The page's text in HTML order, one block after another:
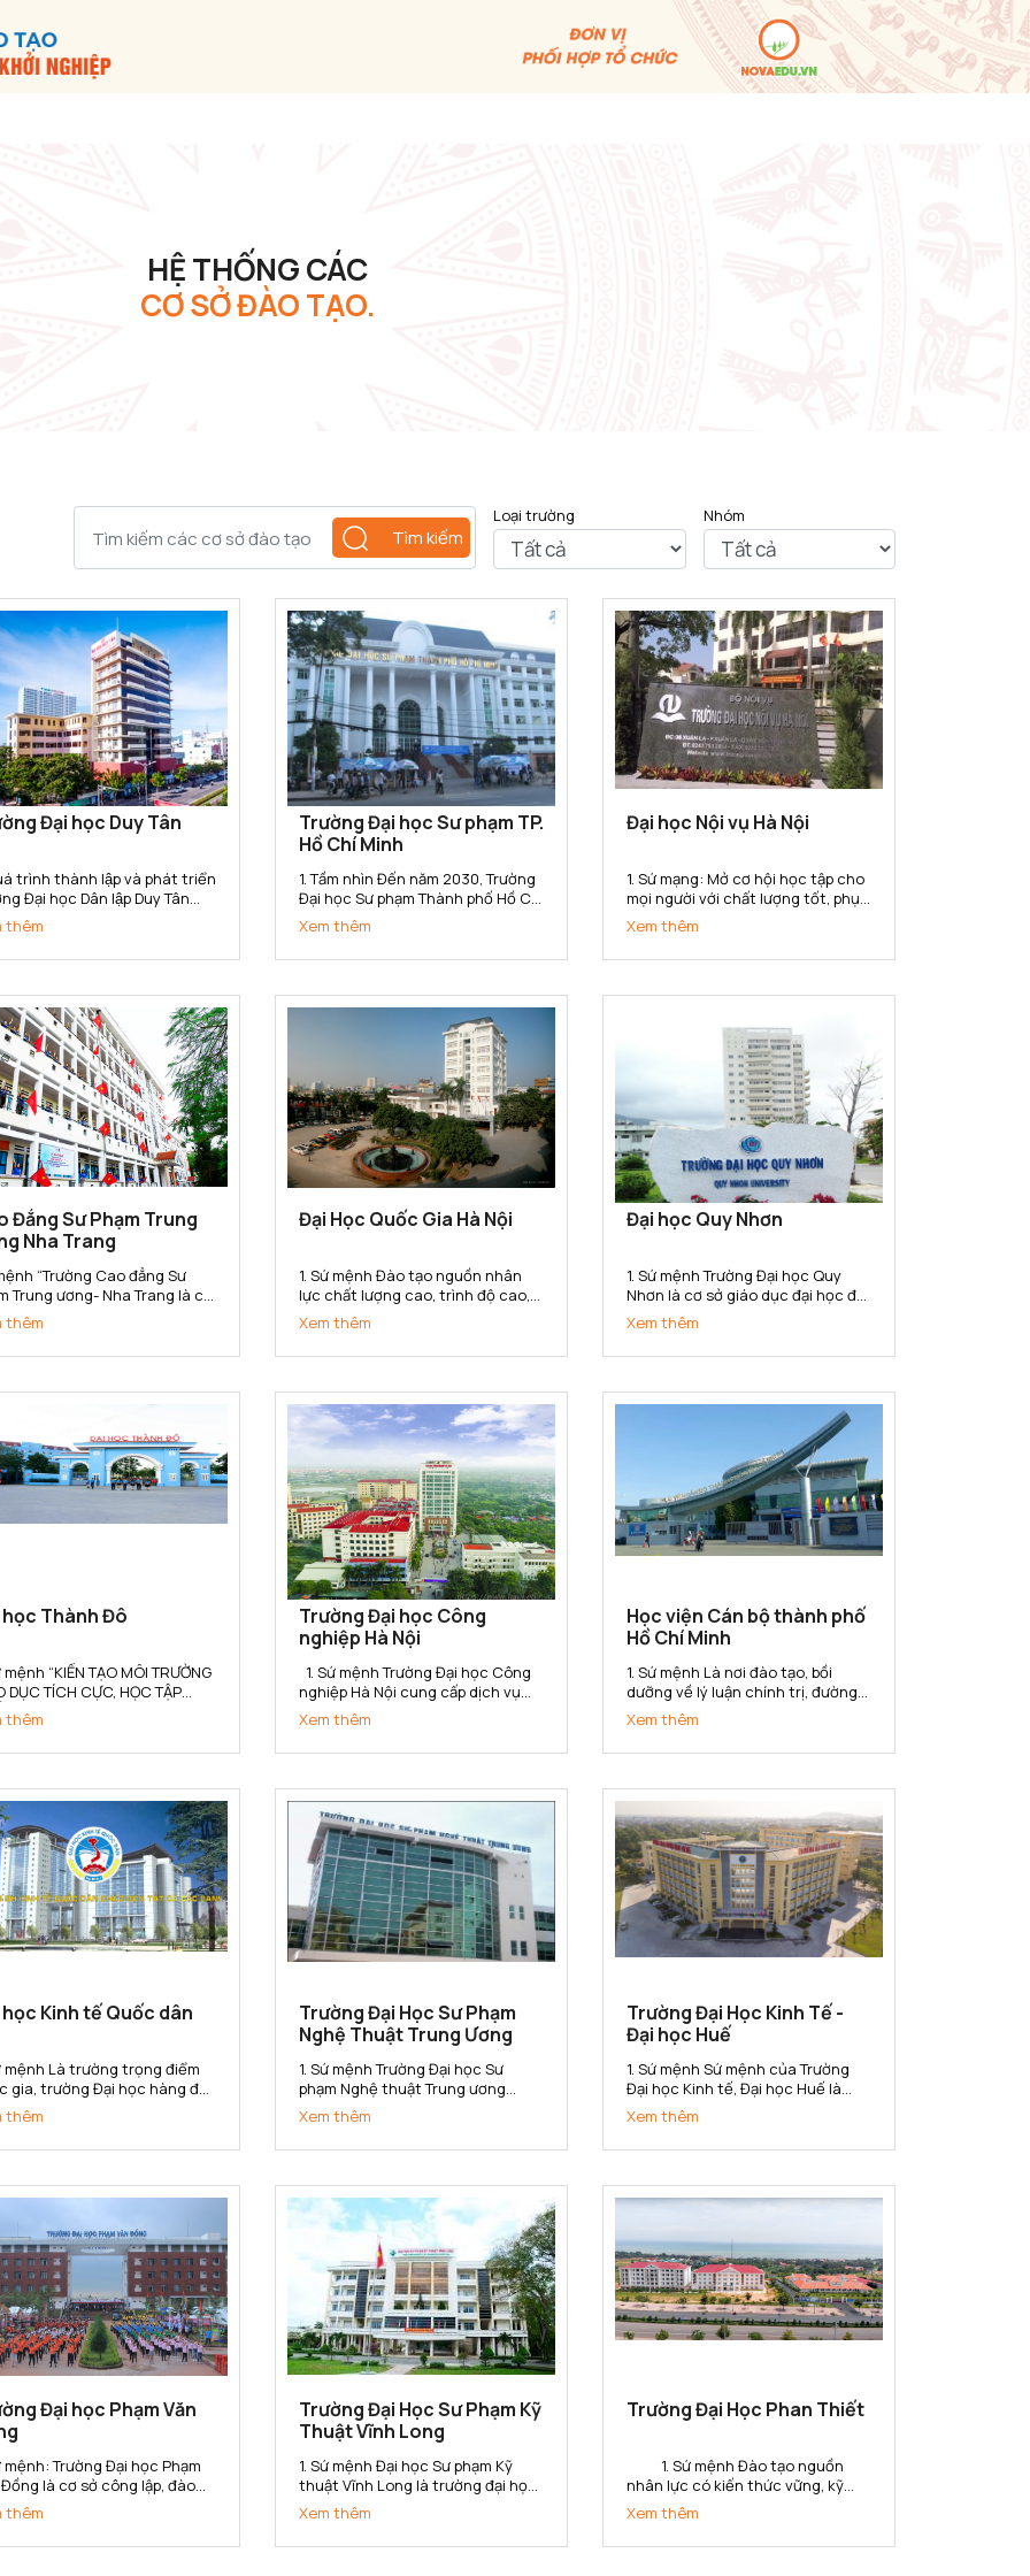
HỆ THỐNG CÁC
CƠ SỞ ĐÀO TẠO.
Tìm kiếm
Loại trường Nhóm
Đại học Duy Tân
trình thành lập và phát triển
Đại học Dân lập Duy Tân
thành lập ngày 11/11/1994
Quyết định số 666/TTg của
Chính phủ. Năm 2015,
Tư thục theo...
thêm
Trường Đại học Sư phạm TP.
Hồ Chí Minh
1. Tầm nhìn Đến năm 2030, Trường
Đại học Sư phạm Thành phố Hồ Chí
Minh trở thành Trường Đại học Sư
phạm trọng điểm Quốc gia, có uy
tín cao trong toàn quốc, ngang
khu vực Đông Nam Á; là cơ...
Xem thêm
Đại học Nội vụ Hà Nội
1. Sứ mạng: Mở cơ hội học tập cho
mọi người với chất lượng tốt, phục
vụ nhu cầu học tập đa dạng với
nhiều hình thức đào tạo, đa
ngành, đa cấp độ, đáp ứng yêu
nội vụ và cho xã hội trong công...
Xem thêm
Đẳng Sư Phạm Trung
Nha Trang
“Trường Cao đẳng Sư
Trung ương- Nha Trang là cơ
tạo, bồi dưỡng, nghiên cứu
học, hợp tác quốc tế, cung
nhân lực trình độ cao
nhân văn, đáp ứng yêu...
thêm
Đại Học Quốc Gia Hà Nội
1. Sứ mệnh Đào tạo nguồn nhân
lực chất lượng cao, trình độ cao,
bồi dưỡng nhân tài; nghiên cứu
khoa học, phát triển công nghệ
và chuyển giao tri thức đa ngành,
phát triển và bảo vệ đất nước;...
Xem thêm
Đại học Quy Nhơn
1. Sứ mệnh Trường Đại học Quy
Nhơn là cơ sở giáo dục đại học đa
ngành, đa lĩnh vực có sứ mệnh
đào tạo, phát triển nguồn nhân
lực chất lượng cao; bồi dưỡng
truyền bá tri thức và chuyển giao
Xem thêm
Thành Đô
mệnh “KIẾN TẠO MÔI TRƯỜNG
DỤC TÍCH CỰC, HỌC TẬP
LƯỢNG, NGHIÊN CỨU HIỆU
PHÁT TRIỂN BỀN VỮNG”
Đại học Thành Đô kiến
– Hành – Nghề - Nghiệp,
thêm
Trường Đại học Công
nghiệp Hà Nội
nghiệp Hà Nội cung cấp dịch vụ
giáo dục, đào tạo, nghiên cứu
khoa học, tư vấn, ứng dụng và
chuyển giao công nghệ đáp ứng
đại hóa đất nước và hội nhập
quốc...
Xem thêm
Học viện Cán bộ thành phố
Hồ Chí Minh
1. Sứ mệnh Là nơi đào tạo, bồi
dưỡng về lý luận chính trị, đường
lối, chính sách của Đảng và pháp
luật của nhà nước; kiến thức và
kỹ năng quản lý nhà nước cho đội
của Thành phố Hồ Chí Minh...
Xem thêm
Kinh tế Quốc dân
mệnh Là trường trọng điểm
gia, trường Đại học hàng đầu
tế, quản lý và quản trị kinh
trong hệ thống các trường
của Việt Nam. Trường Đại
cấp cho xã hội các sản...
thêm
Trường Đại Học Sư Phạm
Nghệ Thuật Trung Ương
1. Sứ mệnh Trường Đại học Sư
phạm Nghệ thuật Trung ương
(ĐHSP Nghệ thuật TW) là cơ sở
đào tạo, bồi dưỡng nguồn nhân
lực có trình độ đại học, sau đại
chuyển giao công nghệ trong lĩnh
vực Văn hóa,...
Xem thêm
Trường Đại Học Kinh Tế -
Đại học Huế
1. Sứ mệnh Sứ mệnh của Trường
Đại học Kinh tế, Đại học Huế là
đào tạo nguồn nhân lực chất
lượng, trình độ cao; thực hiện
nghiên cứu khoa học, chuyển
về lĩnh vực kinh tế và quản lý phục
vụ sự...
Xem thêm
Đại học Phạm Văn
mệnh: Trường Đại học Phạm
là cơ sở công lập, đào
ngành, đa phương thức; là
nghiên cứu khoa học, ứng
và chuyển giao công nghệ;
thêm
Trường Đại Học Sư Phạm Kỹ
Thuật Vĩnh Long
1. Sứ mệnh Đại học Sư phạm Kỹ
thuật Vĩnh Long là trường đại học
định hướng ứng dụng; là trung
tâm đào tạo, bồi dưỡng nhà giáo
giáo dục nghề nghiệp và cán bộ
Xem thêm
Trường Đại Học Phan Thiết
nhân lực có kiến thức vững, kỹ
năng toàn cầu và tinh thần khởi
nghiệp, tạo ra các giá trị gia tăng
cho doanh nghiệp, tổ chức và xã
Xem thêm